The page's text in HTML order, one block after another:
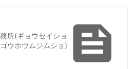

所(ギョウセイショ
ウホウムジムショ)